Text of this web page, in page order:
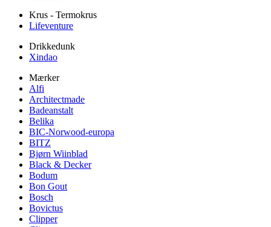
Krus - Termokrus
Lifeventure
Drikkedunk
Xindao
Mærker
Alfi
Architectmade
Badeanstalt
Belika
BIC-Norwood-europa
BITZ
Bjørn Wiinblad
Black & Decker
Bodum
Bon Gout
Bosch
Bovictus
Clipper